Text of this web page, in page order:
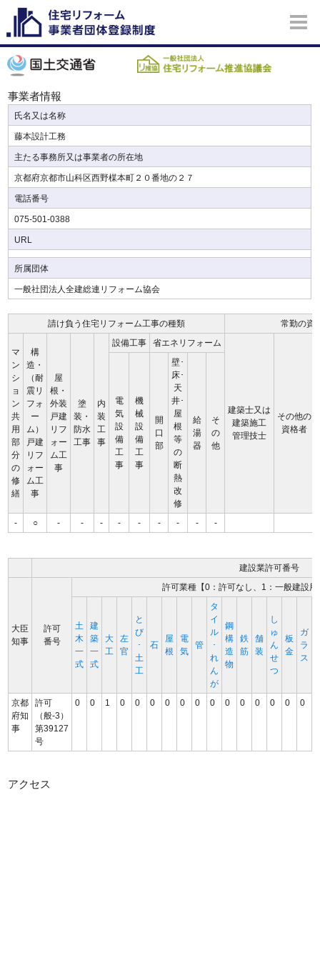
事業者情報
氏名又は名称
藤本設計工務
主たる事務所又は事業者の所在地
京都府京都市山科区西野楳本町２０番地の２７
電話番号
075-501-0388
URL
所属団体
一般社団法人全建総連リフォーム協会
請け負う住宅リフォーム工事の種類 常勤の資
マ
ン
シ
ョ
ン
共
用
部
分
の
修
繕
構
造・
（耐
震リ
フォ
ー
ム）
戸建
リフ
ォー
ム工
事
屋
根・
外装
戸建
リフ
ォー
ム工
事
塗
装・
防水
工事
内
装
工
事
設備工事 省エネリフォーム
建築士又は
建築施工
管理技士
その他の
資格者
電
気
設
備
工
事
機
械
設
備
工
事
開
口
部
壁･
床･
天
井･
屋
根
等
の
断
熱
改
修
給
湯
器
そ
の
他
- ○ - - - - - - - - -
建設業許可番号
大臣
知事
許可
番号
許可業種【0：許可なし、1：一般建設
土
木
一
式
建
築
一
式
大
工
左
官
と
び
･
土
工
石
屋
根
電
気
管
タ
イ
ル
･
れ
ん
が
鋼
構
造
物
鉄
筋
舗
装
し
ゅ
ん
せ
つ
板
金
ガ
ラ
ス
京都
府知
事
許可
（般-3）
第39127
号
0 0 1 0 0 0 0 0 0 0 0 0 0 0 0 0
アクセス